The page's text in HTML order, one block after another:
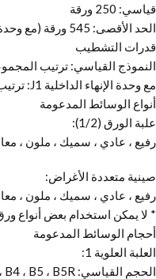
قياسي: 250 ورقة
الحد الأقصى: 545 ورقة (مع وحدة الإنهاء الداخلية J1)
قدرات التشطيب
النموذج القياسي: ترتيب
مع وحدة الإنهاء الداخلية J1: ترتيب ، تجميع ، إزاحة ، تدبيس بدون تدبيس ، تدبيس عند الطلب
أنواع الوسائط المدعومة
علبة الورق (1/2):
رفيع ، عادي ، سميك ، ملون ،
صينية متعددة الأغراض:
رفيع ، عادي ، سميك ، ملون ،
* لا يمكن استخدام بعض أنواع ورق
أحجام الوسائط المدعومة
العلبة العلوية 1:
الحجم القياسي: A4 ، A4R ، A5R ، B4 ، B5 ، B5R